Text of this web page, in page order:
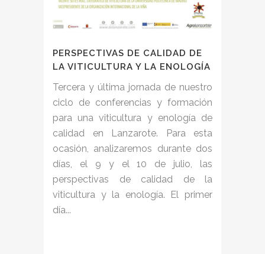
PERSPECTIVAS DE CALIDAD DE
LA VITICULTURA Y LA ENOLOGÍA
Tercera y última jornada de nuestro
ciclo de conferencias y formación
para una viticultura y enología de
calidad en Lanzarote. Para esta
ocasión, analizaremos durante dos
días, el 9 y el 10 de julio, las
perspectivas de calidad de la
viticultura y la enología. El primer
día...